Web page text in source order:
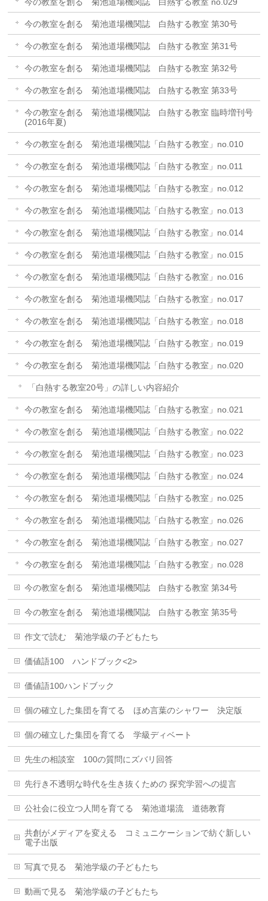
今の教室を創る 菊池道場機関誌 白熱する教室 第30号
今の教室を創る 菊池道場機関誌 白熱する教室 第31号
今の教室を創る 菊池道場機関誌 白熱する教室 第32号
今の教室を創る 菊池道場機関誌 白熱する教室 第33号
今の教室を創る 菊池道場機関誌 白熱する教室 臨時増刊号
(2016年夏)
今の教室を創る 菊池道場機関誌「白熱する教室」no.010
今の教室を創る 菊池道場機関誌「白熱する教室」no.011
今の教室を創る 菊池道場機関誌「白熱する教室」no.012
今の教室を創る 菊池道場機関誌「白熱する教室」no.013
今の教室を創る 菊池道場機関誌「白熱する教室」no.014
今の教室を創る 菊池道場機関誌「白熱する教室」no.015
今の教室を創る 菊池道場機関誌「白熱する教室」no.016
今の教室を創る 菊池道場機関誌「白熱する教室」no.017
今の教室を創る 菊池道場機関誌「白熱する教室」no.018
今の教室を創る 菊池道場機関誌「白熱する教室」no.019
今の教室を創る 菊池道場機関誌「白熱する教室」no.020
「白熱する教室20号」の詳しい内容紹介
今の教室を創る 菊池道場機関誌「白熱する教室」no.021
今の教室を創る 菊池道場機関誌「白熱する教室」no.022
今の教室を創る 菊池道場機関誌「白熱する教室」no.023
今の教室を創る 菊池道場機関誌「白熱する教室」no.024
今の教室を創る 菊池道場機関誌「白熱する教室」no.025
今の教室を創る 菊池道場機関誌「白熱する教室」no.026
今の教室を創る 菊池道場機関誌「白熱する教室」no.027
今の教室を創る 菊池道場機関誌「白熱する教室」no.028
今の教室を創る 菊池道場機関誌 白熱する教室 第34号
今の教室を創る 菊池道場機関誌 白熱する教室 第35号
作文で読む 菊池学級の子どもたち
価値語100 ハンドブック<2>
価値語100ハンドブック
個の確立した集団を育てる ほめ言葉のシャワー 決定版
個の確立した集団を育てる 学級ディベート
先生の相談室 100の質問にズバリ回答
先行き不透明な時代を生き抜くための 探究学習への提言
公社会に役立つ人間を育てる 菊池道場流 道徳教育
共創がメディアを変える コミュニケーションで紡ぐ新しい
電子出版
写真で見る 菊池学級の子どもたち
動画で見る 菊池学級の子どもたち